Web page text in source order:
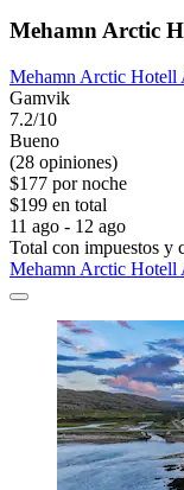
Mehamn Arctic
Mehamn Arctic Hotell
Gamvik
7.2/10
Bueno
(28 opiniones)
$177 por noche
$199 en total
11 ago - 12 ago
Total con impuestos y
Mehamn Arctic Hotell